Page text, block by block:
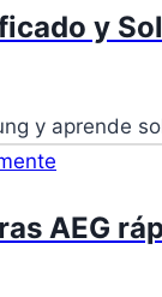
y
y aprende
AEG